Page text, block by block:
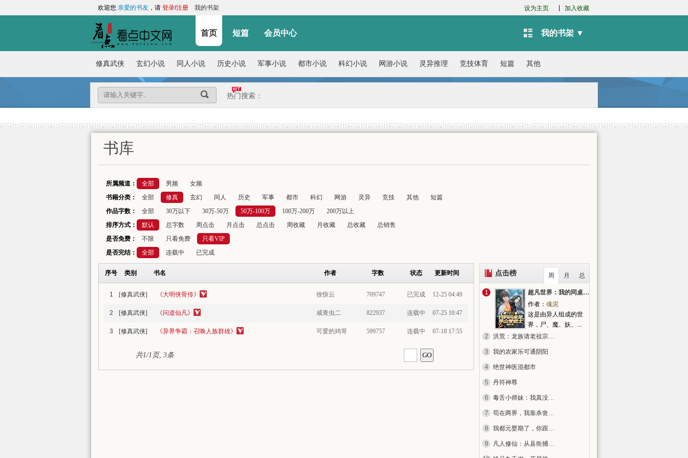
欢迎您 亲爱的书友 ，请 登录/注册 我的书架 设为主页 加入收藏
首页 短篇 会员中心 我的书架 ▼
修真武侠 玄幻小说 同人小说 历史小说 军事小说 都市小说 科幻小说 网游小说 灵异推理 竞技体育 短篇 其他
热门搜索：
书库
所属频道： 全部 男频
女频
书籍分类：
全部 修真 玄幻 同人 历史 军事 都市 科幻 网游 灵异 竞技 其他
短篇
作品字数：
全部 30万以下 30万-50万 50万-100万 100万-200万
200万以上
排序方式：
默认 总字数 周点击 月点击 总点击 周收藏 月收藏 总收藏
总销售
是否免费：
不限 只看免费
只看VIP
是否完结：
全部 连载中 已完成
序号 类别 书名 作者 字数 状态 更新时间
1 [修真武侠] 《大明侠骨传》 徐惊云 709747 已完成 12-25 04:49
2 [修真武侠] 《问道仙凡》 咸青虫二 822937 连载中 07-25 10:47
3 [修真武侠] 《异界争霸：召唤人族群雄》 可爱的鸡哥 599757 连载中 07-18 17:55
共1/1页, 3条
点击榜 周 月 总
1
超凡世界：我的同桌是茅山女道士
作者： 魂泥
这是由异人组成的世
界，尸、魔、妖、...
2
洪荒：龙族请老祖宗出关
3 我的农家乐可通阴阳
4 绝世神医混都市
5 丹符神尊
6 毒舌小师妹：我真没想当全宗希望
7 苟在两界，我靠杀丧尸爆气血！
8 我都元婴期了，你跟我说开学？
9 凡人修仙：从县衙捕快开始